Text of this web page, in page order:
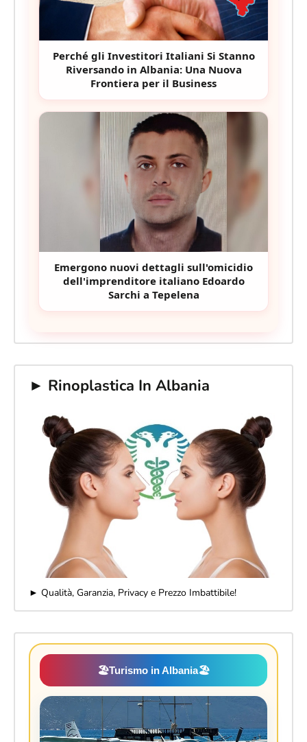
Perché gli Investitori Italiani Si Stanno
Riversando in Albania: Una Nuova
Frontiera per il Business
Emergono nuovi dettagli sull'omicidio
dell'imprenditore italiano Edoardo
Sarchi a Tepelena
► Rinoplastica In Albania
► Qualità, Garanzia, Privacy e Prezzo Imbattibile!
🏖️Turismo in Albania🏖️